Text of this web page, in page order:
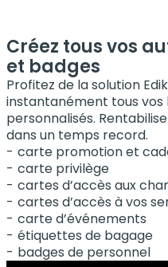
Créez tous vos
et badges
Profitez de la solution
instantanément tous
personnalisés.
dans un temps record.
carte promotion et
carte privilège
cartes d’accès aux
cartes d’accès à vos
carte d’événements
étiquettes de bagage
badges de personnel